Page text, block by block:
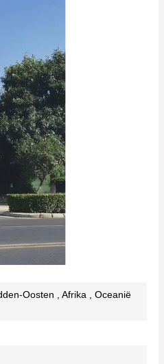
Oosten , Afrika , Oceanië